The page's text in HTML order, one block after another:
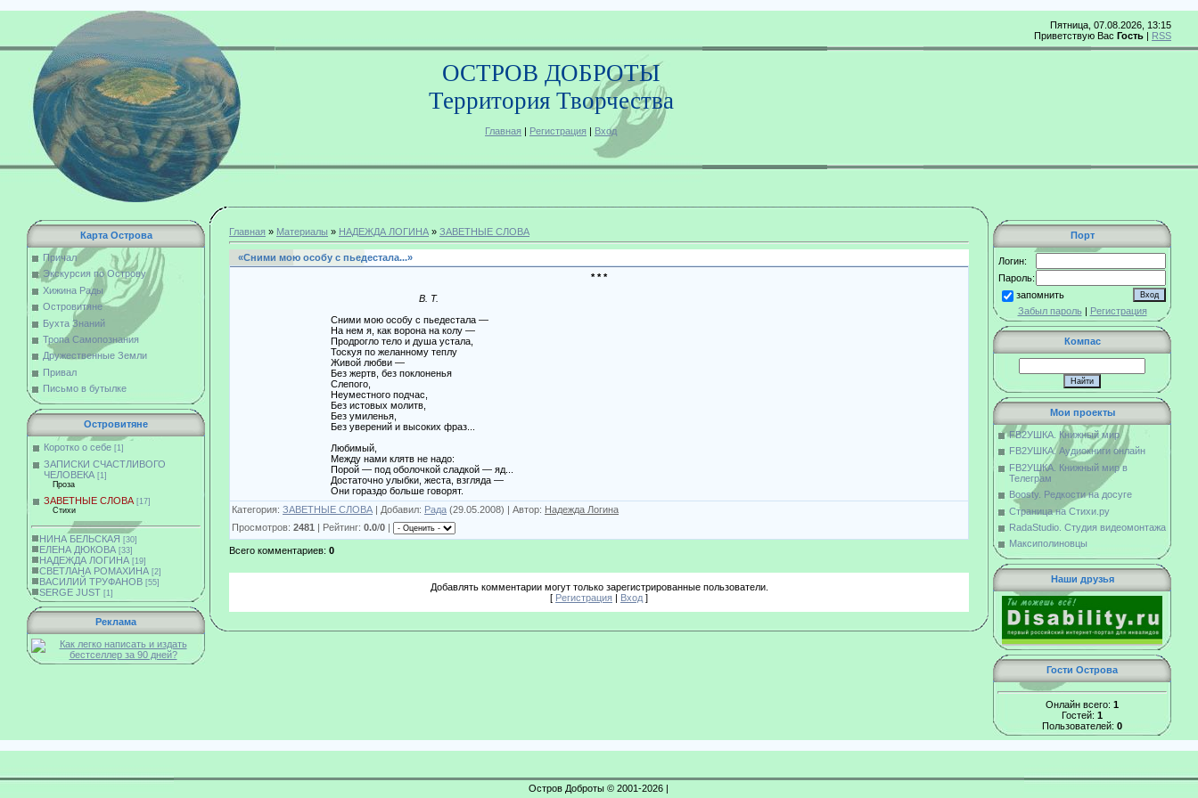
ОСТРОВ ДОБРОТЫ
Территория Творчества
Главная | Регистрация | Вход
Пятница, 07.08.2026, 13:15
Приветствую Вас Гость | RSS
Карта Острова
Причал
Экскурсия по Острову
Хижина Рады
Островитяне
Бухта Знаний
Тропа Самопознания
Дружественные Земли
Привал
Письмо в бутылке
Островитяне
Коротко о себе [1]
ЗАПИСКИ СЧАСТЛИВОГО
ЧЕЛОВЕКА [1]
Проза
ЗАВЕТНЫЕ СЛОВА [17]
Стихи
НИНА БЕЛЬСКАЯ [30]
ЕЛЕНА ДЮКОВА [33]
НАДЕЖДА ЛОГИНА [19]
СВЕТЛАНА РОМАХИНА [2]
ВАСИЛИЙ ТРУФАНОВ [55]
SERGE JUST [1]
Реклама
Главная » Материалы » НАДЕЖДА ЛОГИНА » ЗАВЕТНЫЕ СЛОВА
«Сними мою особу с пьедестала...»
* * *
В. Т.
Сними мою особу с пьедестала —
На нем я, как ворона на колу —
Продрогло тело и душа устала,
Тоскуя по желанному теплу
Живой любви —
Без жертв, без поклоненья
Слепого,
Неуместного подчас,
Без истовых молитв,
Без умиленья,
Без уверений и высоких фраз...
Любимый,
Между нами клятв не надо:
Порой — под оболочкой сладкой — яд...
Достаточно улыбки, жеста, взгляда —
Они гораздо больше говорят.
Категория: ЗАВЕТНЫЕ СЛОВА | Добавил: Рада (29.05.2008) | Автор: Надежда Логина
Просмотров: 2481 | Рейтинг: 0.0/0 |
Всего комментариев: 0
Добавлять комментарии могут только зарегистрированные пользователи.
[ Регистрация | Вход ]
Порт
Логин:
Пароль:
запомнить
Забыл пароль| Регистрация
Компас
Мои проекты
FB2УШКА. Книжный мир
FB2УШКА. Аудиокниги онлайн
FB2УШКА. Книжный мир в
Телеграм
Boosty. Редкости на досуге
Страница на Стихи.ру
RadaStudio. Студия видеомонтажа
Максиполиновцы
Наши друзья
Гости Острова
Онлайн всего: 1
Гостей: 1
Пользователей: 0
Остров Доброты © 2001-2026 |